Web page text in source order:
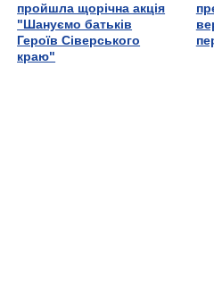
пройшла щорічна акція
"Шануємо батьків
Героїв Сіверського
краю"